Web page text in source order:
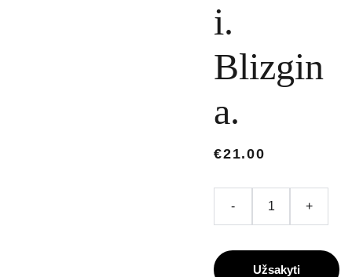
i.
Blizgin
a.
€21.00
- +
Užsakyti